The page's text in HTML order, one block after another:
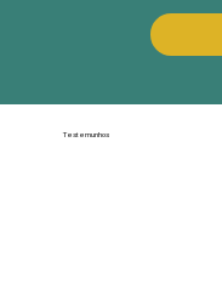
Testemunhos